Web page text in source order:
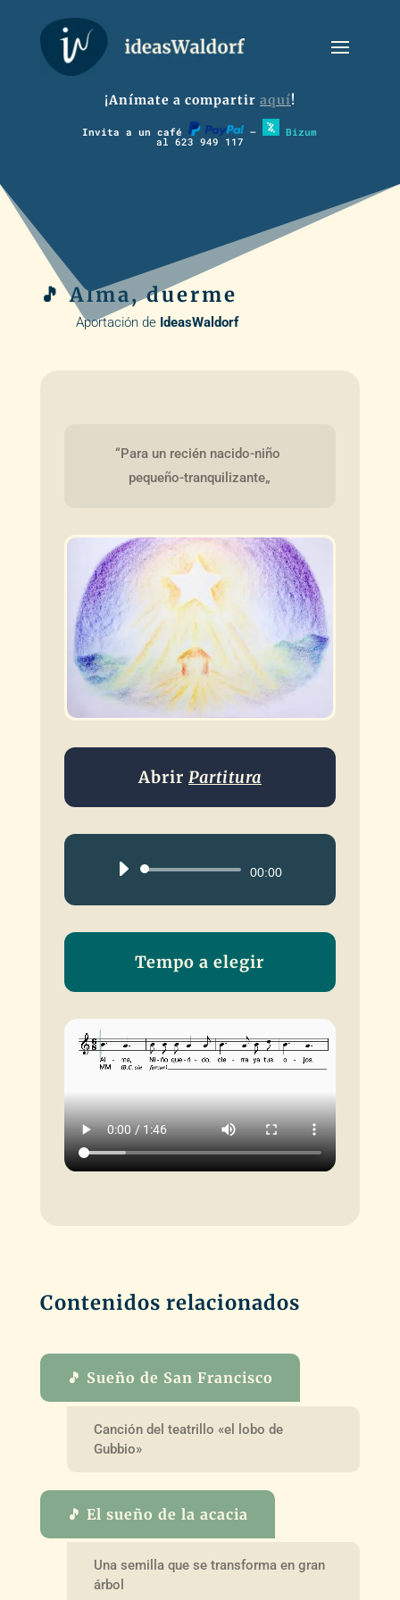
¡Anímate a compartir aquí!
Invita a un café – Bizum
al 623 949 117
🎵 Alma, duerme
Aportación de IdeasWaldorf
“Para un recién nacido-niño
pequeño-tranquilizante„
Abrir Partitura
Reproductor00:00
Tempo a elegir
Contenidos relacionados
🎵 Sueño de San Francisco
Canción del teatrillo «el lobo de
Gubbio»
🎵 El sueño de la acacia
Una semilla que se transforma en gran
árbol